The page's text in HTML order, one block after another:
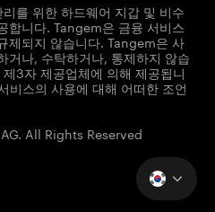
를 위한 하드웨어 지갑 및 비수
합니다. Tangem은 금융 서비스
제되지 않습니다. Tangem은 사
거나, 수탁하거나, 통제하지 않습
3자 제공업체에 의해 제공됩니
비스의 사용에 대해 어떠한 조언